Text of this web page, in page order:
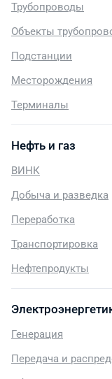
Трубопроводы
Объекты
Подстанции
Месторождения
Терминалы
Нефть и газ
ВИНК
Добыча и разведка
Переработка
Транспортировка
Нефтепродукты
Генерация
Передача и